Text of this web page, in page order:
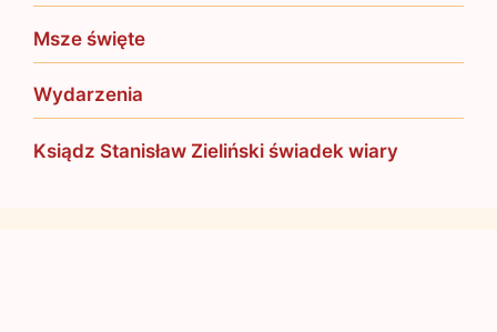
Msze święte
Wydarzenia
Ksiądz Stanisław Zieliński świadek wiary